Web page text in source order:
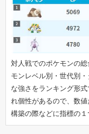
対人戦でのポケモンの
モンレベル別・世代別
な強さをランキング形
れ個性があるので、数
構築の際などに指標の１